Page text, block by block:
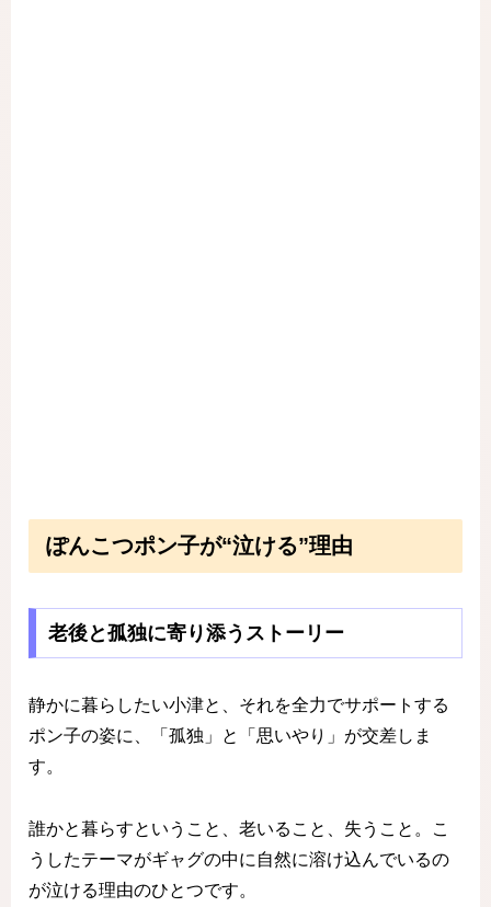
ぽんこつポン子が“泣ける”理由
老後と孤独に寄り添うストーリー
静かに暮らしたい小津と、それを全力でサポートする
ポン子の姿に、「孤独」と「思いやり」が交差しま
す。
誰かと暮らすということ、老いること、失うこと。こ
うしたテーマがギャグの中に自然に溶け込んでいるの
が泣ける理由のひとつです。